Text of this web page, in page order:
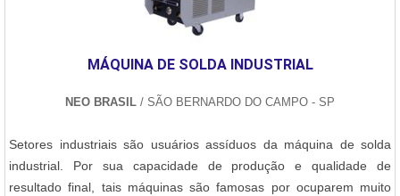
MÁQUINA DE SOLDA INDUSTRIAL
NEO BRASIL / SÃO BERNARDO DO CAMPO - SP
Setores industriais são usuários assíduos da máquina de solda
industrial. Por sua capacidade de produção e qualidade de
resultado final, tais máquinas são famosas por ocuparem muito